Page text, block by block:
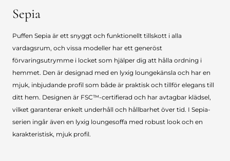
Sepia
Puffen Sepia är ett snyggt och funktionellt tillskott i alla
vardagsrum, och vissa modeller har ett generöst
förvaringsutrymme i locket som hjälper dig att hålla ordning i
hemmet. Den är designad med en lyxig loungekänsla och har en
mjuk, inbjudande profil som både är praktisk och tillför elegans till
ditt hem. Designen är FSC™-certifierad och har avtagbar klädsel,
vilket garanterar enkelt underhåll och hållbarhet över tid. I Sepia-
serien ingår även en lyxig loungesoffa med robust look och en
karakteristisk, mjuk profil.